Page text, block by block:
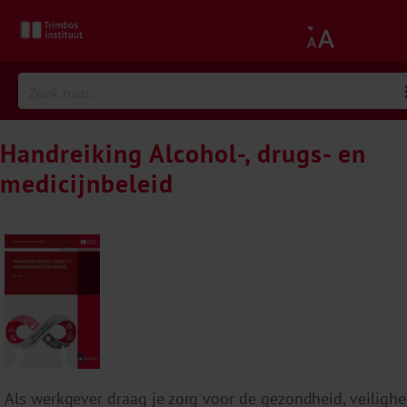
Handreiking Alcohol-, drugs- en
medicijnbeleid
Als werkgever draag je zorg voor de gezondheid,